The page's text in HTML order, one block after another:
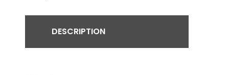
DESCRIPTION